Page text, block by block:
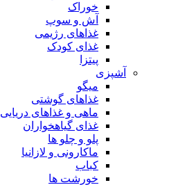
خوراک
آش و سوپ
غذاهای رژیمی
غذای کودک
پیتزا
آشپزی
میگو
غذاهای گوشتی
ماهی و غذاهای دریایی
غذای گیاهخواران
پلو و چلو ها
ماکارونی و لازانیا
کباب
خورشت ها